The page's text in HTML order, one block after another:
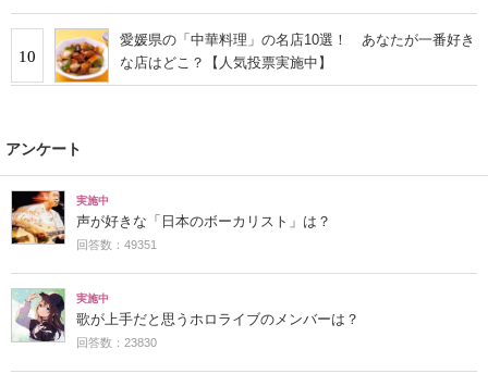
10
愛媛県の「中華料理」の名店10選！ あなたが一番好き
な店はどこ？【人気投票実施中】
アンケート
実施中
声が好きな「日本のボーカリスト」は？
回答数：49351
実施中
歌が上手だと思うホロライブのメンバーは？
回答数：23830